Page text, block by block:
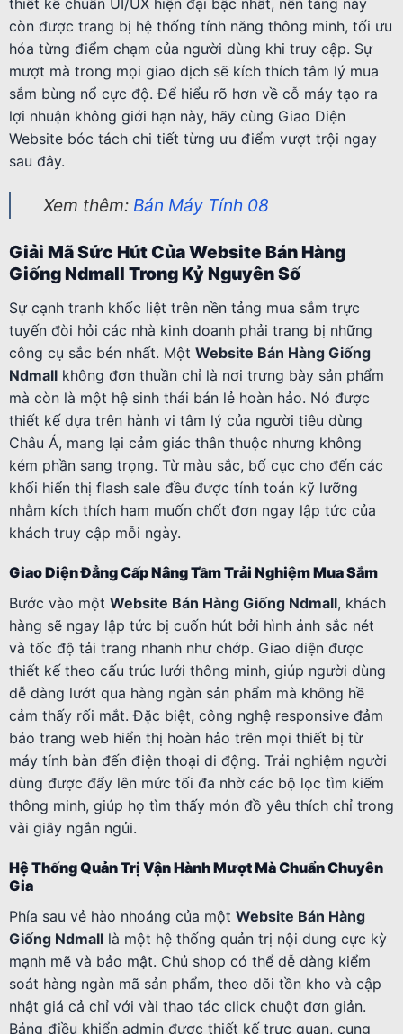
thiết kế chuẩn UI/UX hiện đại bậc nhất, nền tảng này
còn được trang bị hệ thống tính năng thông minh, tối ưu
hóa từng điểm chạm của người dùng khi truy cập. Sự
mượt mà trong mọi giao dịch sẽ kích thích tâm lý mua
sắm bùng nổ cực độ. Để hiểu rõ hơn về cỗ máy tạo ra
lợi nhuận không giới hạn này, hãy cùng Giao Diện
Website bóc tách chi tiết từng ưu điểm vượt trội ngay
sau đây.
Xem thêm: Bán Máy Tính 08
Giải Mã Sức Hút Của Website Bán Hàng
Giống Ndmall Trong Kỷ Nguyên Số
Sự cạnh tranh khốc liệt trên nền tảng mua sắm trực
tuyến đòi hỏi các nhà kinh doanh phải trang bị những
công cụ sắc bén nhất. Một Website Bán Hàng Giống
Ndmall không đơn thuần chỉ là nơi trưng bày sản phẩm
mà còn là một hệ sinh thái bán lẻ hoàn hảo. Nó được
thiết kế dựa trên hành vi tâm lý của người tiêu dùng
Châu Á, mang lại cảm giác thân thuộc nhưng không
kém phần sang trọng. Từ màu sắc, bố cục cho đến các
khối hiển thị flash sale đều được tính toán kỹ lưỡng
nhằm kích thích ham muốn chốt đơn ngay lập tức của
khách truy cập mỗi ngày.
Giao Diện Đẳng Cấp Nâng Tầm Trải Nghiệm Mua Sắm
Bước vào một Website Bán Hàng Giống Ndmall, khách
hàng sẽ ngay lập tức bị cuốn hút bởi hình ảnh sắc nét
và tốc độ tải trang nhanh như chớp. Giao diện được
thiết kế theo cấu trúc lưới thông minh, giúp người dùng
dễ dàng lướt qua hàng ngàn sản phẩm mà không hề
cảm thấy rối mắt. Đặc biệt, công nghệ responsive đảm
bảo trang web hiển thị hoàn hảo trên mọi thiết bị từ
máy tính bàn đến điện thoại di động. Trải nghiệm người
dùng được đẩy lên mức tối đa nhờ các bộ lọc tìm kiếm
thông minh, giúp họ tìm thấy món đồ yêu thích chỉ trong
vài giây ngắn ngủi.
Hệ Thống Quản Trị Vận Hành Mượt Mà Chuẩn Chuyên
Gia
Phía sau vẻ hào nhoáng của một Website Bán Hàng
Giống Ndmall là một hệ thống quản trị nội dung cực kỳ
mạnh mẽ và bảo mật. Chủ shop có thể dễ dàng kiểm
soát hàng ngàn mã sản phẩm, theo dõi tồn kho và cập
nhật giá cả chỉ với vài thao tác click chuột đơn giản.
Bảng điều khiển admin được thiết kế trực quan, cung